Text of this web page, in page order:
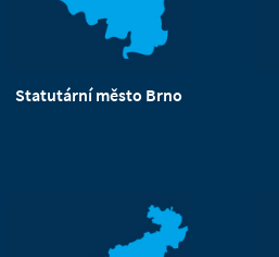
Statutární město Brno